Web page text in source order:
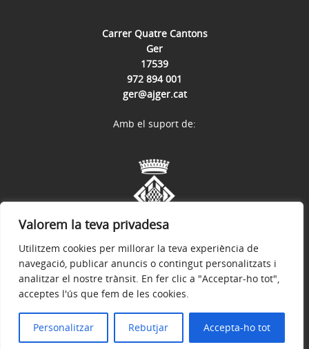
Valorem la teva privadesa
Utilitzem cookies per millorar la teva experiència de
navegació, publicar anuncis o contingut personalitzats i
analitzar el nostre trànsit. En fer clic a "Acceptar-ho tot",
acceptes l'ús que fem de les cookies.
Personalitzar Rebutjar Accepta-ho tot
Carrer Quatre Cantons
Ger
17539
972 894 001
ger@ajger.cat
Avís legal Política de privacitat
© 2026
Amb el suport de: